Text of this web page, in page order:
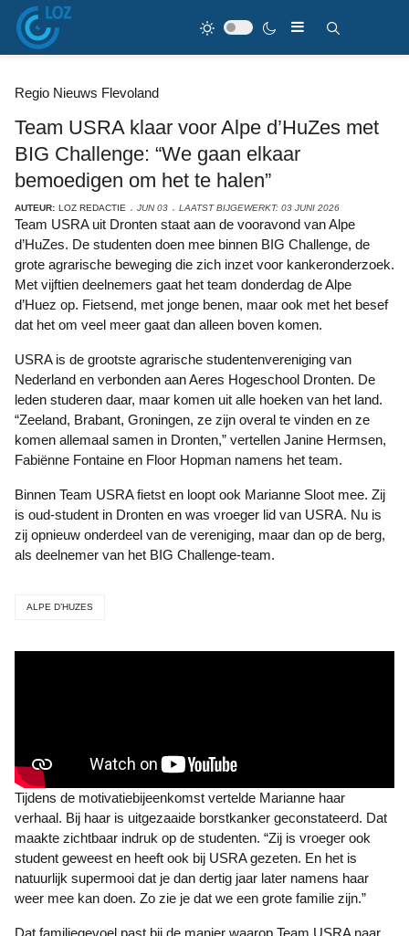
Regio Nieuws Flevoland
Team USRA klaar voor Alpe d’HuZes met
BIG Challenge: “We gaan elkaar
bemoedigen om het te halen”
AUTEUR: LOZ REDACTIE JUN 03 LAATST BIJGEWERKT: 03 JUNI 2026
Team USRA uit Dronten staat aan de vooravond van Alpe
d’HuZes. De studenten doen mee binnen BIG Challenge, de
grote agrarische beweging die zich inzet voor kankeronderzoek.
Met vijftien deelnemers gaat het team donderdag de Alpe
d’Huez op. Fietsend, met jonge benen, maar ook met het besef
dat het om veel meer gaat dan alleen boven komen.
USRA is de grootste agrarische studentenvereniging van
Nederland en verbonden aan Aeres Hogeschool Dronten. De
leden studeren daar, maar komen uit alle hoeken van het land.
“Zeeland, Brabant, Groningen, ze zijn overal te vinden en ze
komen allemaal samen in Dronten,” vertellen Janine Hermsen,
Fabiënne Fontaine en Floor Hopman namens het team.
Binnen Team USRA fietst en loopt ook Marianne Sloot mee. Zij
is oud-student in Dronten en was vroeger lid van USRA. Nu is
zij opnieuw onderdeel van de vereniging, maar dan op de berg,
als deelnemer van het BIG Challenge-team.
ALPE D’HUZES
Tijdens de motivatiebijeenkomst vertelde Marianne haar
verhaal. Bij haar is uitgezaaide borstkanker geconstateerd. Dat
maakte zichtbaar indruk op de studenten. “Zij is vroeger ook
student geweest en heeft ook bij USRA gezeten. En het is
natuurlijk supermooi dat je dan dertig jaar later namens haar
weer mee kan doen. Zo zie je dat we een grote familie zijn.”
Dat familiegevoel past bij de manier waarop Team USRA naar